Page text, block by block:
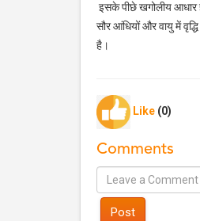
इसके पीछे खगोलीय आधार
सौर आंधियों और वायु में
है।
Like (0)
Comments
Post